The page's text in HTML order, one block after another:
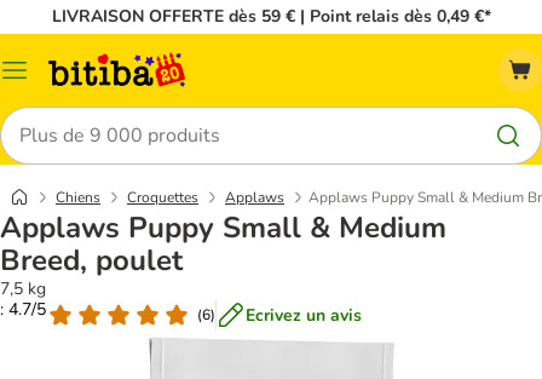
LIVRAISON OFFERTE dès 59 € | Point relais dès 0,49 €*
Menu
Rechercher
Chiens Croquettes Applaws Applaws Puppy Small & Medium
Applaws Puppy Small & Medium
Breed, poulet
7,5 kg
: 4.7/5
(6) Ecrivez un avis